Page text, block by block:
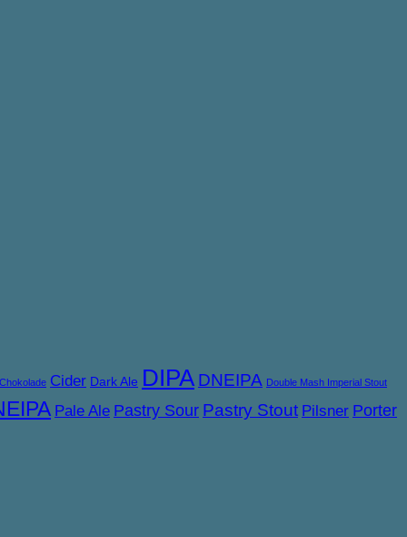
Chokolade Cider Dark Ale DIPA DNEIPA Double Mash Imperial Stout
Pale Ale Pastry Sour Pastry Stout Pilsner Porter